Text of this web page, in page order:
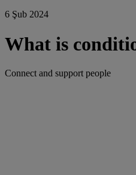
6 Şub 2024
What is
Connect and support people